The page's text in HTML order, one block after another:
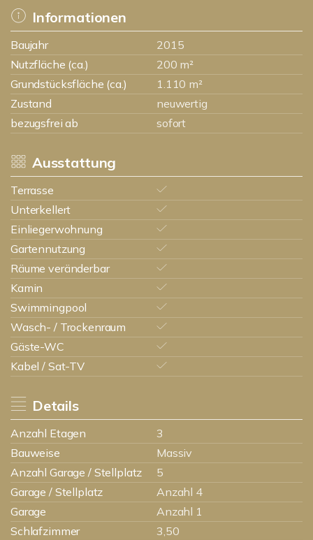
Informationen
Baujahr
2015
Nutzfläche (ca.)
200 m²
Grundstücksfläche (ca.)
1.110 m²
Zustand
neuwertig
bezugsfrei ab
sofort
Ausstattung
Terrasse
Unterkellert
Einliegerwohnung
Gartennutzung
Räume veränderbar
Kamin
Swimmingpool
Wasch- / Trockenraum
Gäste-WC
Kabel / Sat-TV
Details
Anzahl Etagen
3
Bauweise
Massiv
Anzahl Garage / Stellplatz
5
Garage / Stellplatz
Anzahl 4
Garage
Anzahl 1
Schlafzimmer
3,50